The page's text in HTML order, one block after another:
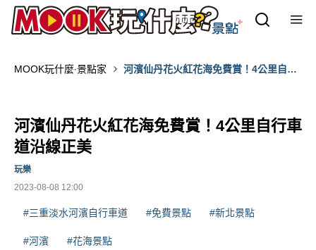
MOOK玩什麼‧景點家
河濱仙丹花火紅花海免費賞！4公里自行
河濱仙丹花火紅花海免費賞！4公里自行車
道沿線正美
2023-08-08 12:00
玩樂
#三重淡水河濱自行車道 #免費景點 #新北景點
#河濱 #花海景點